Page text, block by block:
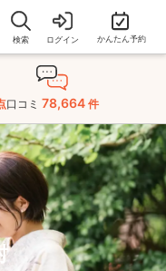
検索 ログイン かんたん予約
口コミ 78,664 件